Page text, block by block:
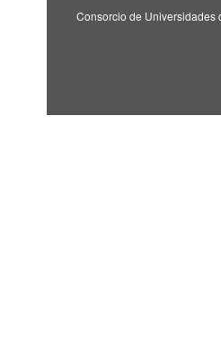
Consorcio de Universidades